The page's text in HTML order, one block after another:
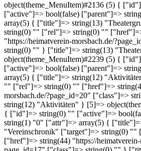
object(theme_MenuItem)#2136 (5) {
["active"]=> bool(false) ["parent"]=>
array(5) { ["title"]=> string(13)
string(0) "" ["rel"]=> string(0) ""
"https://heimatverein-morsbach.de/
string(0) "" } ["title"]=> string(13)
object(theme_MenuItem)#2239 (5) {
["active"]=> bool(false) ["parent"]=>
array(5) { ["title"]=> string(12)
"" ["rel"]=> string(0) "" ["href"]=>
morsbach.de/?page_id=20" ["class"]=>
string(12) "Aktivitäten" } [5]=>
{ ["id"]=> string(0) "" ["active"]=>
string(1) "0" ["attr"]=> array(5) {
"Vereinschronik" ["target"]=> string(0)
["href"]=> string(44) "https://heimatverein-